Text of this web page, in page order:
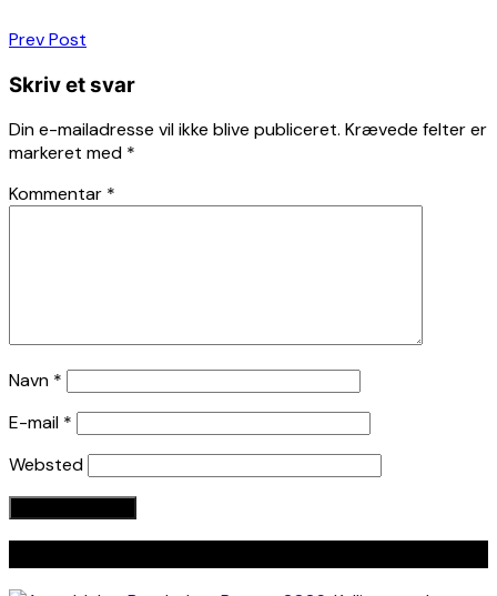
Indlægsnavigation
Prev Post
Skriv et svar
Din e-mailadresse vil ikke blive publiceret. Krævede felter er
markeret med *
Kommentar *
Navn *
E-mail *
Websted